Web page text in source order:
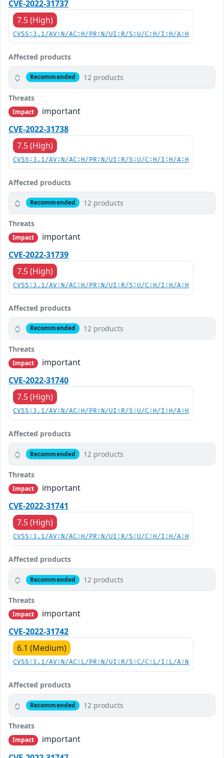
CVE-2022-31737
7.5 (High)
CVSS:3.1/AV:N/AC:H/PR:N/UI:R/S:U/C:H/I:H/A:H
Affected products
Recommended 12 products
Threats
Impact
important
CVE-2022-31738
7.5 (High)
CVSS:3.1/AV:N/AC:H/PR:N/UI:R/S:U/C:H/I:H/A:H
Affected products
Recommended 12 products
Threats
Impact
important
CVE-2022-31739
7.5 (High)
CVSS:3.1/AV:N/AC:H/PR:N/UI:R/S:U/C:H/I:H/A:H
Affected products
Recommended 12 products
Threats
Impact
important
CVE-2022-31740
7.5 (High)
CVSS:3.1/AV:N/AC:H/PR:N/UI:R/S:U/C:H/I:H/A:H
Affected products
Recommended 12 products
Threats
Impact
important
CVE-2022-31741
7.5 (High)
CVSS:3.1/AV:N/AC:H/PR:N/UI:R/S:U/C:H/I:H/A:H
Affected products
Recommended 12 products
Threats
Impact
important
CVE-2022-31742
6.1 (Medium)
CVSS:3.1/AV:N/AC:L/PR:N/UI:R/S:C/C:L/I:L/A:N
Affected products
Recommended 12 products
Threats
Impact
important